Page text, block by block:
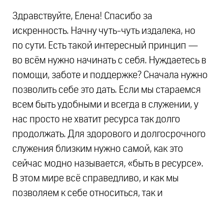
Здравствуйте, Елена! Спасибо за
искренность. Начну чуть-чуть издалека, но
по сути. Есть такой интересный принцип —
во всём нужно начинать с себя. Нуждаетесь в
помощи, заботе и поддержке? Сначала нужно
позволить себе это дать. Если мы стараемся
всем быть удобными и всегда в служении, у
нас просто не хватит ресурса так долго
продолжать. Для здорового и долгосрочного
служения близким нужно самой, как это
сейчас модно называется, «быть в ресурсе».
В этом мире всё справедливо, и как мы
позволяем к себе относиться, так и